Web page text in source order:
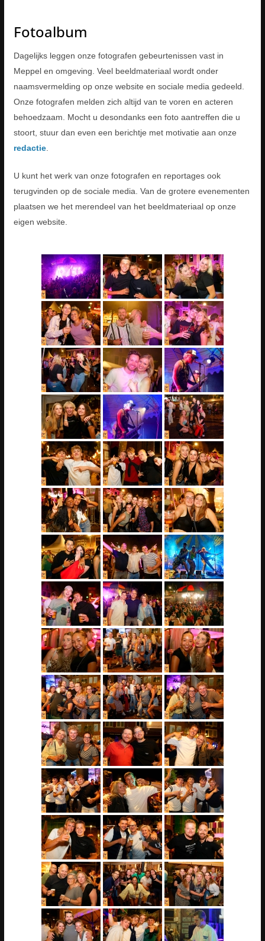
Fotoalbum
Dagelijks leggen onze fotografen gebeurtenissen vast in
Meppel en omgeving. Veel beeldmateriaal wordt onder
naamsvermelding op onze website en sociale media gedeeld.
Onze fotografen melden zich altijd van te voren en acteren
behoedzaam. Mocht u desondanks een foto aantreffen die u
stoort, stuur dan even een berichtje met motivatie aan onze
redactie.
U kunt het werk van onze fotografen en reportages ook
terugvinden op de sociale media. Van de grotere evenementen
plaatsen we het merendeel van het beeldmateriaal op onze
eigen website.